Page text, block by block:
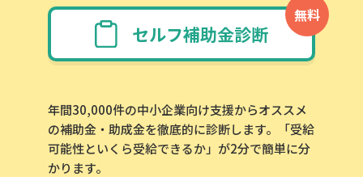
この補助金の情報をPDFダウンロード
エコアクション21認証取得制度
お名前
無料
セルフ補助金診断
年間30,000件の中小企業向け支援からオススメ
の補助金・助成金を徹底的に診断します。「受給
可能性といくら受給できるか」が2分で簡単に分
かります。